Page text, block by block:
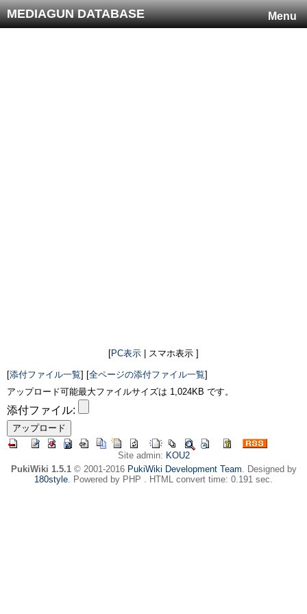
Menu
MEDIAGUN DATABASE
[PC表示 | スマホ表示 ]
[添付ファイル一覧] [全ページの添付ファイル一覧]
アップロード可能最大ファイルサイズは 1,024KB です。
添付ファイル:
Site admin: KOU2
PukiWiki 1.5.1© 2001-2016 PukiWiki Development Team. Designed by
180style. Powered by PHP . HTML convert time: 0.191 sec.